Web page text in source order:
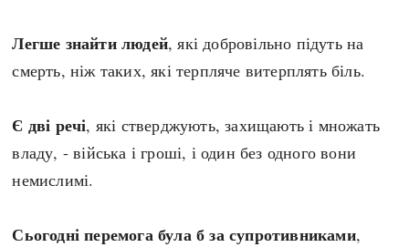
done
Легше знайти людей, які добровільно підуть на
смерть, ніж таких, які терпляче витерплять біль.
Є дві речі, які стверджують, захищають і множать
владу, - війська і гроші, і один без одного вони
немислимі.
Сьогодні перемога була б за супротивниками,